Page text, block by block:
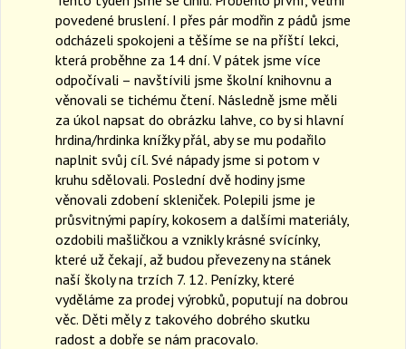
povedené bruslení. I přes pár modřin z pádů jsme
odcházeli spokojeni a těšíme se na příští lekci,
která proběhne za 14 dní. V pátek jsme více
odpočívali – navštívili jsme školní knihovnu a
věnovali se tichému čtení. Následně jsme měli
za úkol napsat do obrázku lahve, co by si hlavní
hrdina/hrdinka knížky přál, aby se mu podařilo
naplnit svůj cíl. Své nápady jsme si potom v
kruhu sdělovali. Poslední dvě hodiny jsme
věnovali zdobení skleniček. Polepili jsme je
průsvitnými papíry, kokosem a dalšími materiály,
ozdobili mašličkou a vznikly krásné svícínky,
které už čekají, až budou převezeny na stánek
naší školy na trzích 7. 12. Penízky, které
vyděláme za prodej výrobků, poputují na dobrou
věc. Děti měly z takového dobrého skutku
radost a dobře se nám pracovalo.